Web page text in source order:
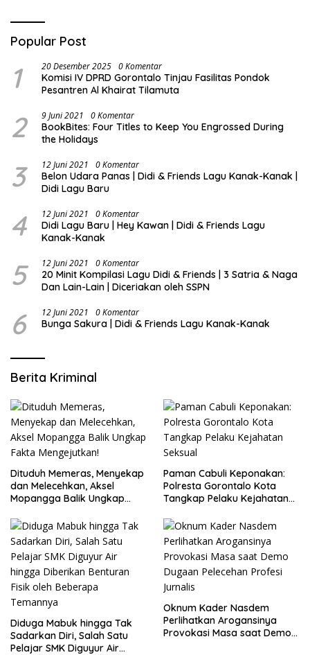
Popular Post
1 20 Desember 2025 0 Komentar
Komisi IV DPRD Gorontalo Tinjau Fasilitas Pondok
Pesantren Al Khairat Tilamuta
2 9 Juni 2021 0 Komentar
BookBites: Four Titles to Keep You Engrossed During
the Holidays
3 12 Juni 2021 0 Komentar
Belon Udara Panas | Didi & Friends Lagu Kanak-Kanak |
Didi Lagu Baru
4 12 Juni 2021 0 Komentar
Didi Lagu Baru | Hey Kawan | Didi & Friends Lagu
Kanak-Kanak
5 12 Juni 2021 0 Komentar
20 Minit Kompilasi Lagu Didi & Friends | 3 Satria & Naga
Dan Lain-Lain | Diceriakan oleh SSPN
6 12 Juni 2021 0 Komentar
Bunga Sakura | Didi & Friends Lagu Kanak-Kanak
Berita Kriminal
Dituduh Memeras, Menyekap
dan Melecehkan, Aksel
Mopangga Balik Ungkap
Paman Cabuli Keponakan:
Polresta Gorontalo Kota
Tangkap Pelaku Kejahatan
Diduga Mabuk hingga Tak
Sadarkan Diri, Salah Satu
Pelajar SMK Diguyur Air
Oknum Kader Nasdem
Perlihatkan Arogansinya
Provokasi Masa saat Demo